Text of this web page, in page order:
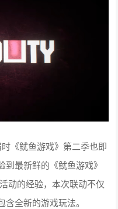
《鱿鱼游戏》第二季也即
最新鲜的《鱿鱼游戏》
动的经验，本次联动不仅
全新的游戏玩法。